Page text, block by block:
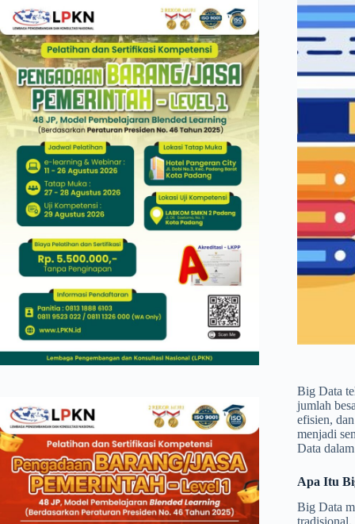
Big Data
jumlah
efisien,
menjadi
Data
Apa Itu
Big Data